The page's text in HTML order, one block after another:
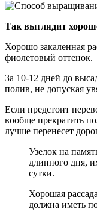
Так выглядит
Хорошо закаленная
фиолетовый оттенок.
За 10-12 дней до
полив, не допуская
Если предстоит
вообще прекратить
лучше перенесет
Узелок на
длинного дня,
сутки.
Хорошая
должна иметь